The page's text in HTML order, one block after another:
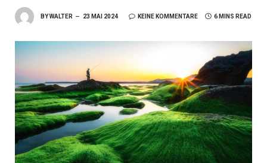
BYWALTER 23 MAI 2024 KEINE KOMMENTARE 6 MINS READ